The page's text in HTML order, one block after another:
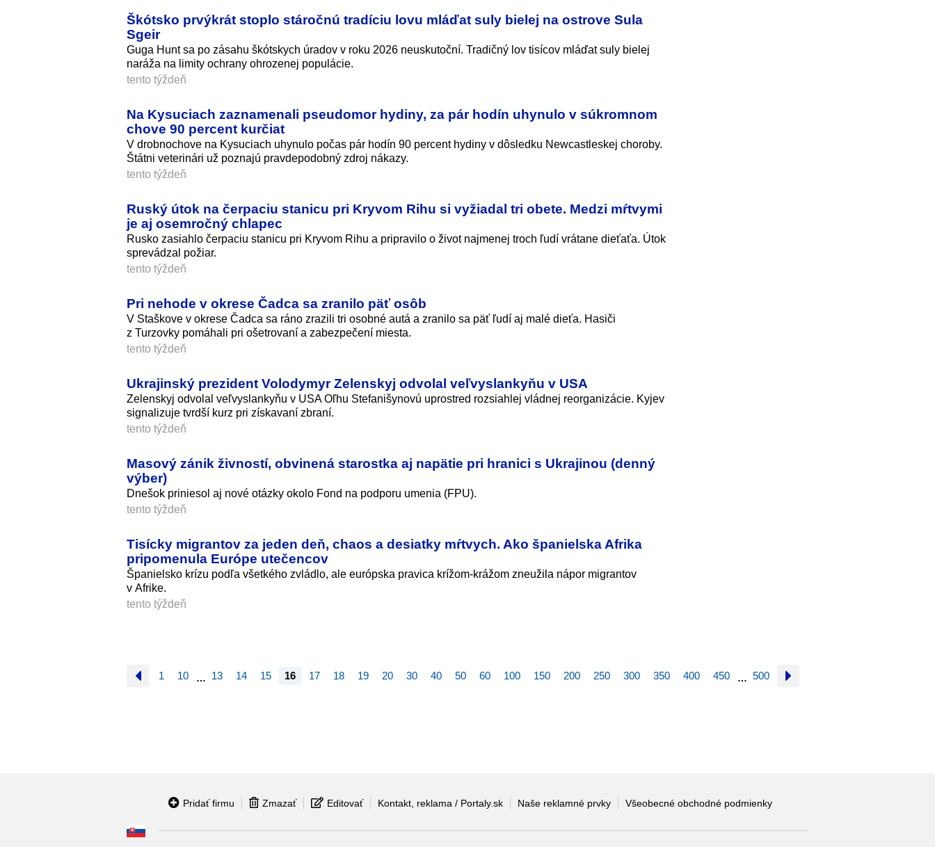
Škótsko prvýkrát stoplo stáročnú tradíciu lovu mláďat suly bielej na ostrove Sula
Sgeir
Guga Hunt sa po zásahu škótskych úradov v roku 2026 neuskutoční. Tradičný lov tisícov mláďat suly bielej
naráža na limity ochrany ohrozenej populácie.
tento týždeň
Na Kysuciach zaznamenali pseudomor hydiny, za pár hodín uhynulo v súkromnom
chove 90 percent kurčiat
V drobnochove na Kysuciach uhynulo počas pár hodín 90 percent hydiny v dôsledku Newcastleskej choroby.
Štátni veterinári už poznajú pravdepodobný zdroj nákazy.
tento týždeň
Ruský útok na čerpaciu stanicu pri Kryvom Rihu si vyžiadal tri obete. Medzi mŕtvymi
je aj osemročný chlapec
Rusko zasiahlo čerpaciu stanicu pri Kryvom Rihu a pripravilo o život najmenej troch ľudí vrátane dieťaťa. Útok
sprevádzal požiar.
tento týždeň
Pri nehode v okrese Čadca sa zranilo päť osôb
V Staškove v okrese Čadca sa ráno zrazili tri osobné autá a zranilo sa päť ľudí aj malé dieťa. Hasiči
z Turzovky pomáhali pri ošetrovaní a zabezpečení miesta.
tento týždeň
Ukrajinský prezident Volodymyr Zelenskyj odvolal veľvyslankyňu v USA
Zelenskyj odvolal veľvyslankyňu v USA Oľhu Stefanišynovú uprostred rozsiahlej vládnej reorganizácie. Kyjev
signalizuje tvrdší kurz pri získavaní zbraní.
tento týždeň
Masový zánik živností, obvinená starostka aj napätie pri hranici s Ukrajinou (denný
výber)
Dnešok priniesol aj nové otázky okolo Fond na podporu umenia (FPU).
tento týždeň
Tisícky migrantov za jeden deň, chaos a desiatky mŕtvych. Ako španielska Afrika
pripomenula Európe utečencov
Španielsko krízu podľa všetkého zvládlo, ale európska pravica krížom-krážom zneužila nápor migrantov
v Afrike.
tento týždeň
1 10 … 13 14 15 16 17 18 19 20 30 40 50 60 100 150 200 250 300 350 400 450 … 500
Pridať firmu Zmazať Editovať Kontakt, reklama / Portaly.sk Naše reklamné prvky Všeobecné obchodné podmienky